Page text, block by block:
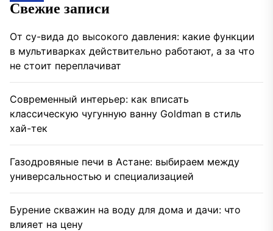
Свежие записи
От су-вида до высокого давления: какие функции
в мультиварках действительно работают, а за что
не стоит переплачиват
Современный интерьер: как вписать
классическую чугунную ванну Goldman в стиль
хай-тек
Газодровяные печи в Астане: выбираем между
универсальностью и специализацией
Бурение скважин на воду для дома и дачи: что
влияет на цену